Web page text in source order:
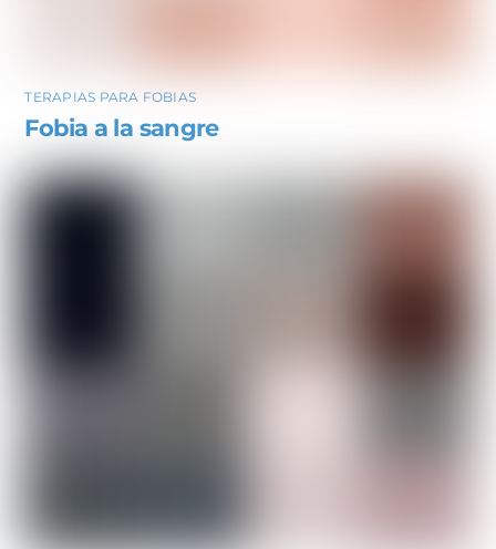
TERAPIAS PARA FOBIAS
Fobia a la sangre